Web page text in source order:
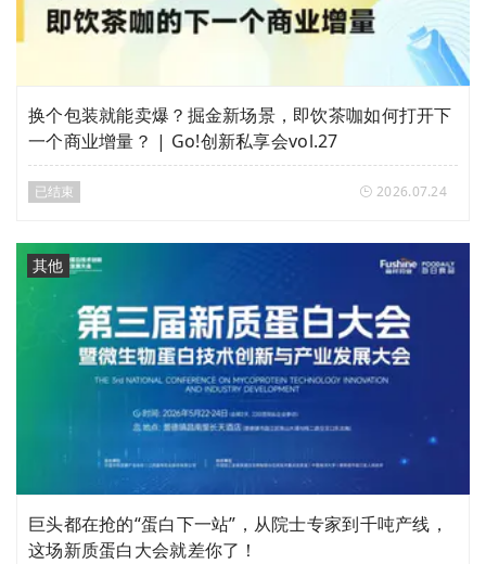
换个包装就能卖爆？掘金新场景，即饮茶咖如何打开下
一个商业增量？ | Go!创新私享会vol.27
已结束 2026.07.24
其他
巨头都在抢的“蛋白下一站”，从院士专家到千吨产线，
这场新质蛋白大会就差你了！